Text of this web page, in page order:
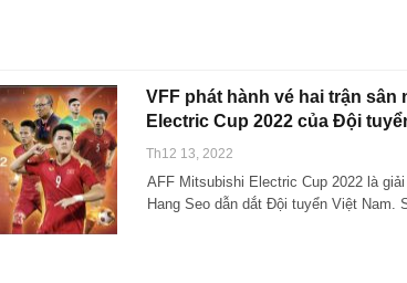
VFF phát hành vé hai trận
Electric Cup 2022 của Đội
Th12 13, 2022
AFF Mitsubishi Electric Cup 2022 là
Hang Seo dẫn dắt Đội tuyển Việt Nam.
Tổng Bí thư, Chủ tịch nước yêu cầu thay
đổi tư duy bằng cấp sang nghề nghiệp
Thủ tướng:
thi THPT,